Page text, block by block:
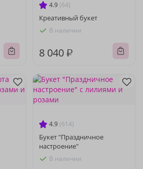
4.9 (64)
Креативный букет
В наличии
8 040 ₽
4.9 (614)
Букет "Праздничное
настроение"
В наличии